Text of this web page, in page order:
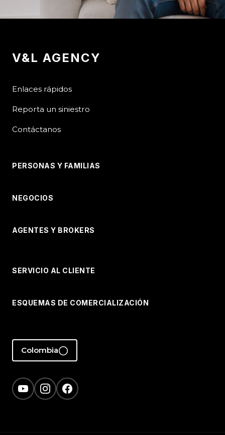
V&L AGENCY
Enlaces rápidos
Reporta un siniestro
Contáctanos
PERSONAS Y FAMILIAS
NEGOCIOS
AGENTES Y BROKERS
SERVICIO AL CLIENTE
ESQUEMAS DE COMERCIALIZACIÓN
Colombia